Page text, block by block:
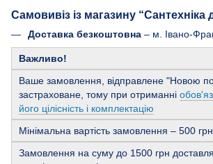
Самовивіз із магазину “Сантехніка
Доставка безкоштовна – м. Івано-
Важливо!
Ваше замовлення, відправлене "Новою
застраховане, тому при отриманні
його цілісність і комплектацію
Мінімальна вартість замовлення – 500 грн
Замовлення на суму до 1500 грн